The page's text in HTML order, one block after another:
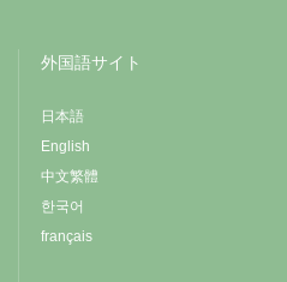
外国語サイト
日本語
English
中文繁體
한국어
français